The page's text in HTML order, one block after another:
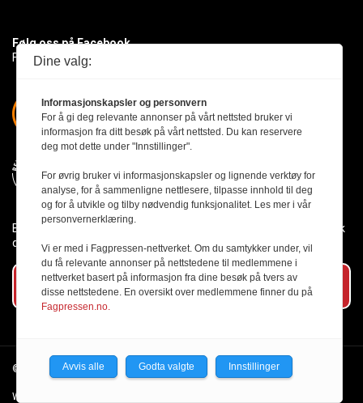
Følg oss på Facebook
Få med deg det siste innen byggebransjen
Byggmesteren følger Vær Varsom-plakaten og presseetikken slik
den er nedfelt i Redaktørplakaten.
Abonner på vårt nyhetsbrev
© 2026 Byggmesteren. Personvernerklæring.
Webutvikling av Creatur
Dine valg:
Informasjonskapsler og personvern
For å gi deg relevante annonser på vårt nettsted bruker vi
informasjon fra ditt besøk på vårt nettsted. Du kan reservere
deg mot dette under "Innstillinger".
For øvrig bruker vi informasjonskapsler og lignende verktøy for
analyse, for å sammenligne nettlesere, tilpasse innhold til deg
og for å utvikle og tilby nødvendig funksjonalitet. Les mer i vår
personvernerklæring.
Vi er med i Fagpressen-nettverket. Om du samtykker under, vil
du få relevante annonser på nettstedene til medlemmene i
nettverket basert på informasjon fra dine besøk på tvers av
disse nettstedene. En oversikt over medlemmene finner du på
Fagpressen.no.
Avvis alle Godta valgte Innstillinger